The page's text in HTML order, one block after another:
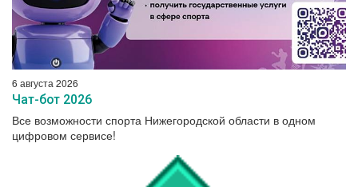
6 августа 2026
Чат-бот 2026
Все возможности спорта Нижегородской области в одном
цифровом сервисе!